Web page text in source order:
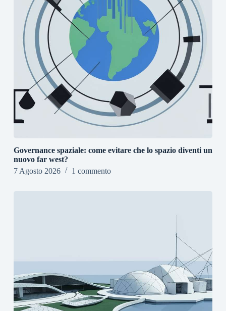
Governance spaziale: come evitare che lo spazio diventi un
nuovo far west?
7 Agosto 2026
1 commento